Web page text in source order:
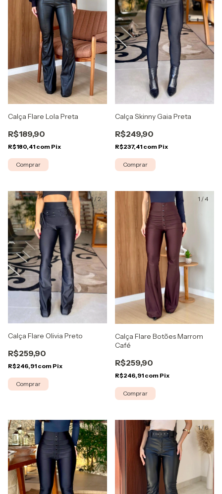
Calça Flare Lola Preta
R$189,90
R$180,41 com Pix
Comprar
Calça Skinny Gaia Preta
R$249,90
R$237,41 com Pix
Comprar
1 /2
Calça Flare Olivia Preto
R$259,90
R$246,91 com Pix
Comprar
1 /4
Calça Flare Botões Marrom
Café
R$259,90
R$246,91 com Pix
Comprar
1/3 1/6